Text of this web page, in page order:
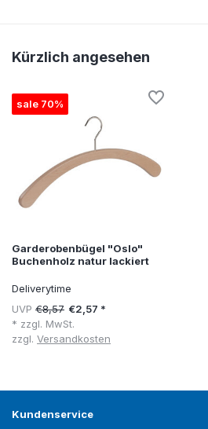
Kürzlich angesehen
sale 70%
Garderobenbügel "Oslo"
Buchenholz natur lackiert
Deliverytime
UVP €8,57 €2,57 *
* zzgl. MwSt.
zzgl. Versandkosten
Kundenservice